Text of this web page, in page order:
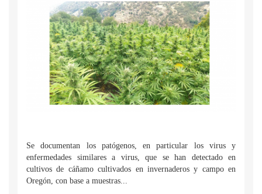
Se documentan los patógenos, en particular los virus y
enfermedades similares a virus, que se han detectado en
cultivos de cáñamo cultivados en invernaderos y campo en
Oregón, con base a muestras...